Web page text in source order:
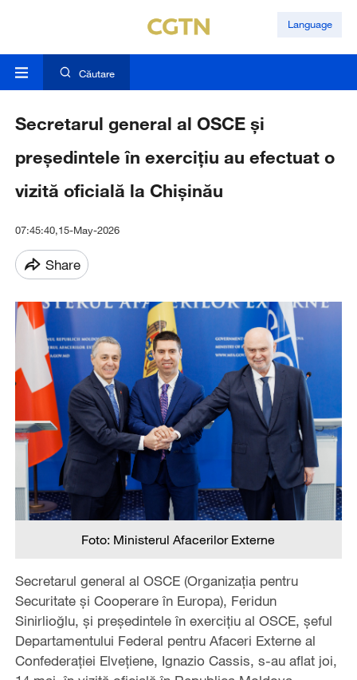
Language
Căutare
Secretarul general al OSCE și
președintele în exercițiu au efectuat o
vizită oficială la Chișinău
07:45:40,15-May-2026
Share
Foto: Ministerul Afacerilor Externe
Secretarul general al OSCE (Organizația pentru
Securitate și Cooperare în Europa), Feridun
Sinirlioğlu, și președintele în exercițiu al OSCE, șeful
Departamentului Federal pentru Afaceri Externe al
Confederației Elvețiene, Ignazio Cassis, s-au aflat joi,